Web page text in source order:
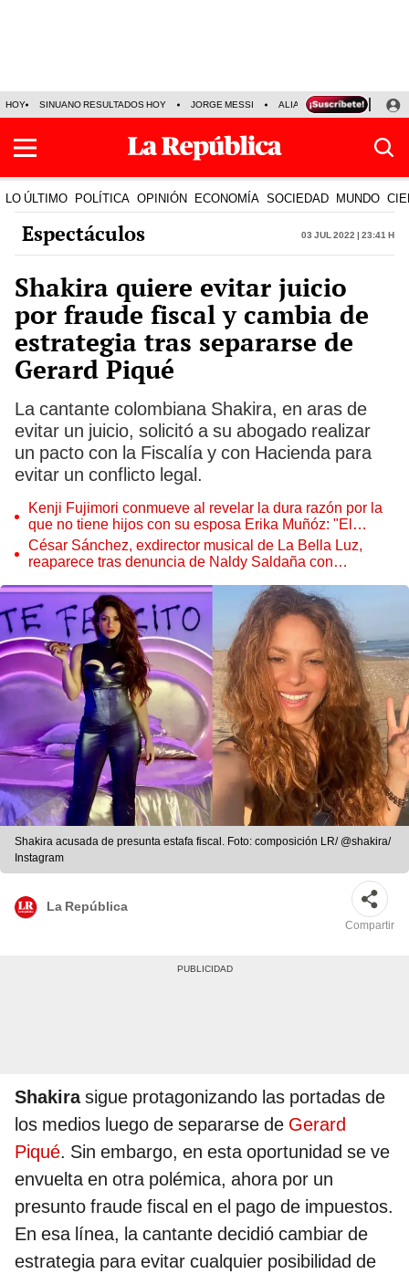
HOY SINUANO RESULTADOS HOY JORGE MESSI ALIANZA LIMA VS SPORT
LO ÚLTIMO POLÍTICA OPINIÓN ECONOMÍA SOCIEDAD MUNDO
Espectáculos 03 Jul 2022 | 23:41 h
Shakira quiere evitar juicio
por fraude fiscal y cambia de
estrategia tras separarse de
Gerard Piqué
La cantante colombiana Shakira, en aras de
evitar un juicio, solicitó a su abogado realizar
un pacto con la Fiscalía y con Hacienda para
evitar un conflicto legal.
Kenji Fujimori conmueve al revelar la dura razón por la
que no tiene hijos con su esposa Erika Muñóz: "El
proceso judicial"
César Sánchez, exdirector musical de La Bella Luz,
reaparece tras denuncia de Naldy Saldaña con
Shakira acusada de presunta estafa fiscal. Foto: composición LR/ @shakira/
Instagram
La República
Compartir
Shakirasigue protagonizando las portadas de
los medios luego de separarse de Gerard
Piqué. Sin embargo, en esta oportunidad se ve
envuelta en otra polémica, ahora por un
presunto fraude fiscal en el pago de impuestos.
En esa línea, la cantante decidió cambiar de
estrategia para evitar cualquier posibilidad de